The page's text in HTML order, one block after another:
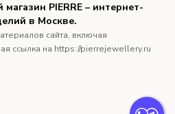
0.7 карат
бриллиантом огранки Ашер
PIERRE – интернет-
в Москве.
сайта, включая
ссылка на https://pierrejewellery.ru